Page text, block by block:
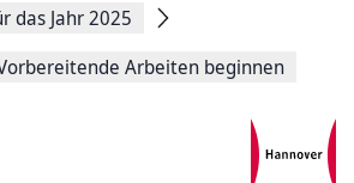
das Jahr 2025
Arbeiten beginnen